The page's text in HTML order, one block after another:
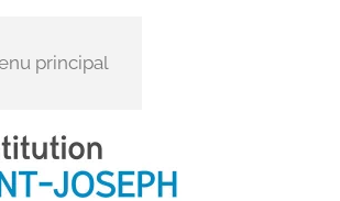
principal